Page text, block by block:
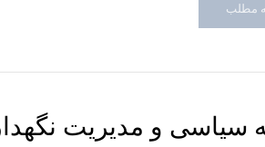
مطلب
سیاسی و مدیریت